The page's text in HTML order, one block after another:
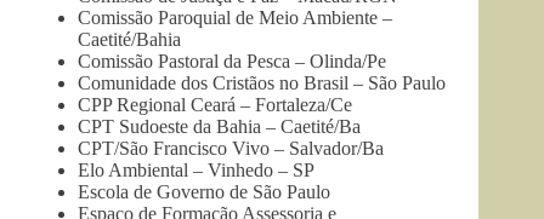
Comissão Paroquial de Meio Ambiente –
Caetité/Bahia
Comissão Pastoral da Pesca – Olinda/Pe
Comunidade dos Cristãos no Brasil – São Paulo
CPP Regional Ceará – Fortaleza/Ce
CPT Sudoeste da Bahia – Caetité/Ba
CPT/São Francisco Vivo – Salvador/Ba
Elo Ambiental – Vinhedo – SP
Escola de Governo de São Paulo
Espaço de Formação Assessoria e